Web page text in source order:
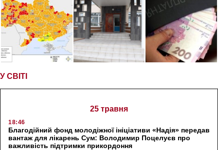
У СВІТІ
25 травня
18:46
Благодійний фонд молодіжної ініціативи «Надія» передав
вантаж для лікарень Сум: Володимир Поцелуєв про
важливість підтримки прикордоння